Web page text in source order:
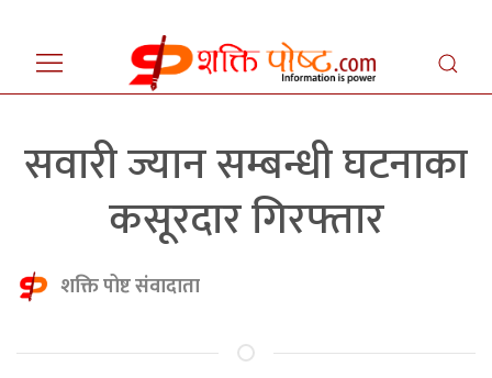
सवारी ज्यान सम्बन्धी घटनाका
कसूरदार गिरफ्तार
शक्ति पोष्ट संवादाता